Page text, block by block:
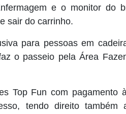
e o monitor do
sair do carrinho.
para pessoas em
o passeio pela Área
Top Fun com pagamento
tendo direito também